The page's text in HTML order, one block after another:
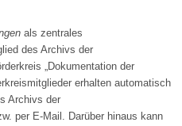
als zentrales
des Archivs der
„Dokumentation der
erhalten automatisch
Archivs der
per E-Mail. Darüber hinaus kann